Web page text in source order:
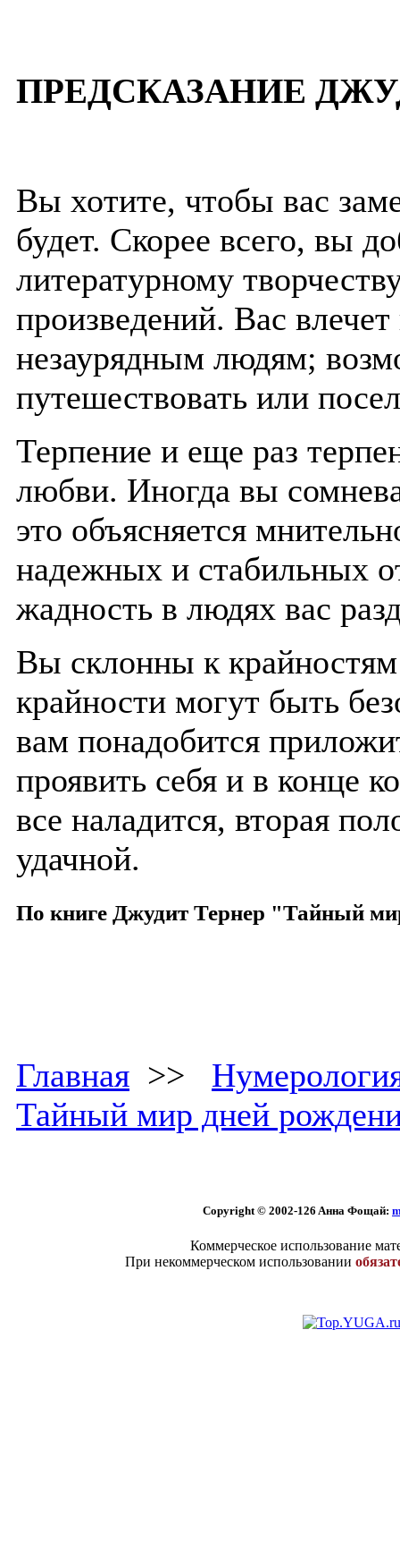
ПРЕДСКАЗАНИЕ
Вы хотите, чтобы вас
будет. Скорее всего, вы
литературному
произведений. Вас
незаурядным людям;
путешествовать или
Терпение и еще раз
любви. Иногда вы
это объясняется
надежных и стабильных
жадность в людях вас
Вы склонны к
крайности могут быть
вам понадобится
проявить себя и в конце
все наладится, вторая
удачной.
По книге Джудит Тернер "Тайный
Главная >>
Тайный мир дней
Copyright © 2002-126 Aннa Фoщaй:
Коммерческое использование
При некоммерческом использовании